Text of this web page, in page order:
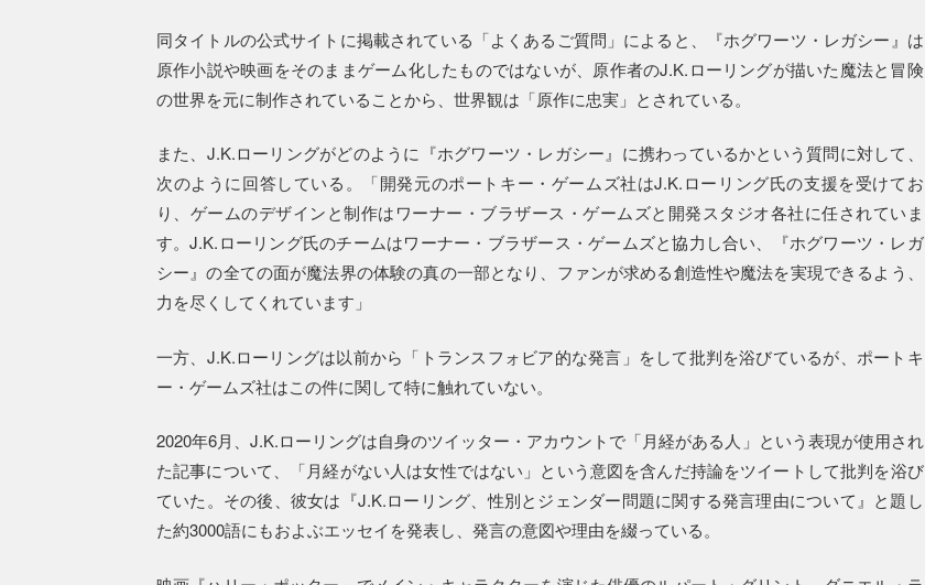
同タイトルの公式サイトに掲載されている「よくあるご質問」によると、『ホグワーツ・レガシー』は
原作小説や映画をそのままゲーム化したものではないが、原作者のJ.K.ローリングが描いた魔法と冒険
の世界を元に制作されていることから、世界観は「原作に忠実」とされている。
また、J.K.ローリングがどのように『ホグワーツ・レガシー』に携わっているかという質問に対して、
次のように回答している。「開発元のポートキー・ゲームズ社はJ.K.ローリング氏の支援を受けてお
り、ゲームのデザインと制作はワーナー・ブラザース・ゲームズと開発スタジオ各社に任されていま
す。J.K.ローリング氏のチームはワーナー・ブラザース・ゲームズと協力し合い、『ホグワーツ・レガ
シー』の全ての面が魔法界の体験の真の一部となり、ファンが求める創造性や魔法を実現できるよう、
力を尽くしてくれています」
一方、J.K.ローリングは以前から「トランスフォビア的な発言」をして批判を浴びているが、ポートキ
ー・ゲームズ社はこの件に関して特に触れていない。
2020年6月、J.K.ローリングは自身のツイッター・アカウントで「月経がある人」という表現が使用され
た記事について、「月経がない人は女性ではない」という意図を含んだ持論をツイートして批判を浴び
ていた。その後、彼女は『J.K.ローリング、性別とジェンダー問題に関する発言理由について』と題し
た約3000語にもおよぶエッセイを発表し、発言の意図や理由を綴っている。